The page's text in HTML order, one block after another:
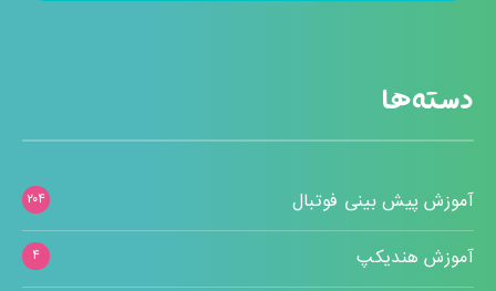
دسته‌ها
آموزش پیش بینی فوتبال ۲۰۴
آموزش هندیکپ ۴